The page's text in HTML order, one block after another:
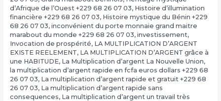
d’Afrique de l’Ouest +229 68 26 07 03, Histoire d’illumination
financière +229 68 26 07 03, Histoire mystique du Bénin +229
68 26 07 03, inconvénient du porte monnaie grand maitre
marabout du monde +229 68 26 07 03, investissement,
Invocation de prospérité, LA MULTIPLICATION D’ARGENT
EXISTE REELEMENT, LA MULTIPLICATION D’ARGENT grâce à
une HABITUDE, La Multiplication d’argent La Nouvelle Union,
la multiplication d’argent rapide en fcfa euros dollars +229 68
26 07 03, La multiplication d’argent rapide et gratuit +229 68
26 07 03, La multiplication d’argent rapide sans
consequences, La multiplication d’argent un travail très